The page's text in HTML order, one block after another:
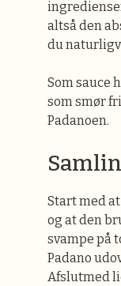
altså den
du
Som sauce
som smør
Padanoen.
Start med
og at den
svampe på
Padano
Afslutmed